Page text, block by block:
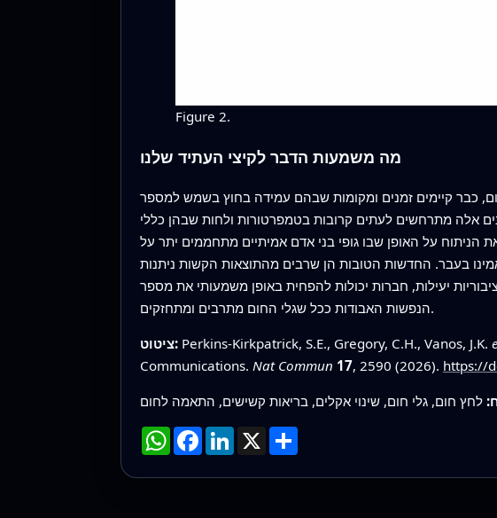
Figure 2.
מה משמעות הדבר לקיצי העתיד שלנו
כבר קיימים זמנים ומקומות שבהם עמידה בחוץ בשמש למספר
אלה מתרחשים לעתים קרובות בטמפרטורות ולחות שבהן כללי
הניתוח על האופן שבו גופי בני אדם אמיתיים מתחממים יתר על
בעבר. החדשות הטובות הן שרבים מהתוצאות הקשות ניתנות
יעילות, חברות יכולות להפחית באופן משמעותי את מספר
הנפשות האבודות ככל שגלי החום מתרבים ומתחזקים.
ציטוט: Perkins-Kirkpatrick, S.E., Gregory, C.H., Vanos, J.K.
Communications. Nat Commun 17, 2590 (2026). https://
לחץ חום, גלי חום, שינוי אקלים, בריאות קשישים, התאמה לחום
WhatsApp
Facebook
LinkedIn
X שתף